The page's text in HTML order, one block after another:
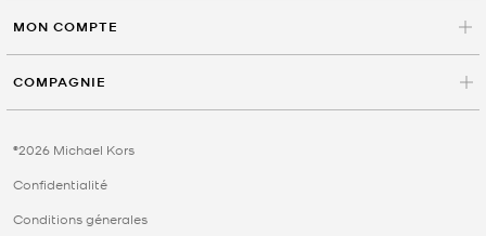
MON COMPTE
COMPAGNIE
©2026 Michael Kors
Confidentialité
Conditions génerales